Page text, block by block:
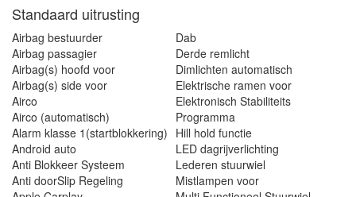
Standaard uitrusting
Airbag bestuurder
Airbag passagier
Airbag(s) hoofd voor
Airbag(s) side voor
Airco
Airco (automatisch)
Alarm klasse 1(startblokkering)
Android auto
Anti Blokkeer Systeem
Anti doorSlip Regeling
Dab
Derde remlicht
Dimlichten automatisch
Elektrische ramen voor
Elektronisch Stabiliteits
Programma
Hill hold functie
LED dagrijverlichting
Lederen stuurwiel
Mistlampen voor